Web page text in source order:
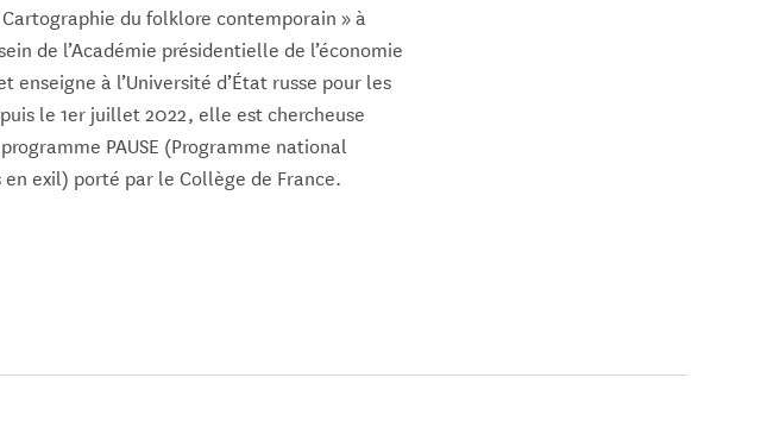
du folklore contemporain » à
de l’Académie présidentielle de l’économie
à l’Université d’État russe pour les
le 1er juillet 2022, elle est chercheuse
PAUSE (Programme national
exil) porté par le Collège de France.
les légendes urbaines soviétiques (avec
ainsi que de nombreuses études sur les